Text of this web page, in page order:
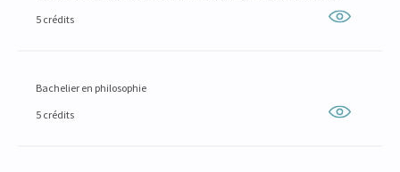
5 crédits
Bachelier en philosophie
5 crédits